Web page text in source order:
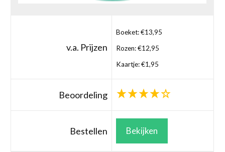
v.a. Prijzen
Boeket: €13,95
Rozen: €12,95
Kaartje: €1,95
Beoordeling
Bestellen Bekijken